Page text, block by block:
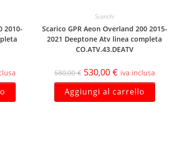
2010-
Scarichi
Scarico GPR Aeon Overland 200 2015-
2021 Deeptone Atv linea completa
CO.ATV.43.DEATV
580,00€ 530,00 € iva inclusa
Aggiungi al carrello